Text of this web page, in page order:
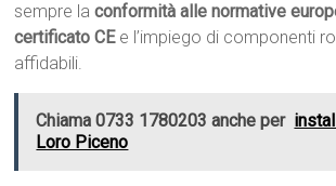
sempre laconformità alle normative
certificato CEe l’impiego di componenti
affidabili.
Chiama 0733 1780203 anche per
Loro Piceno